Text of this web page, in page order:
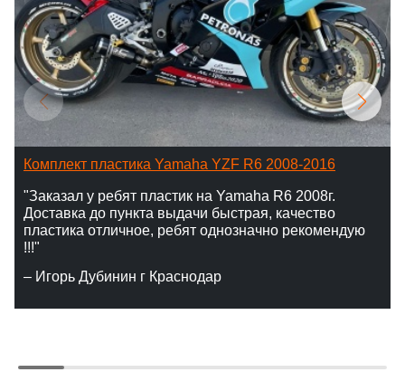
Комплект пластика Yamaha YZF R6 2008-2016
"Заказал у ребят пластик на Yamaha R6 2008г.
Доставка до пункта выдачи быстрая, качество
пластика отличное, ребят однозначно рекомендую
!!!"
– Игорь Дубинин г Краснодар